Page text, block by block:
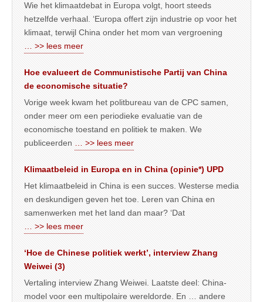
Wie het klimaatdebat in Europa volgt, hoort steeds
hetzelfde verhaal. ‘Europa offert zijn industrie op voor het
klimaat, terwijl China onder het mom van vergroening
… >> lees meer
Hoe evalueert de Communistische Partij van China
de economische situatie?
Vorige week kwam het politbureau van de CPC samen,
onder meer om een periodieke evaluatie van de
economische toestand en politiek te maken. We
publiceerden
… >> lees meer
Klimaatbeleid in Europa en in China (opinie*) UPD
Het klimaatbeleid in China is een succes. Westerse media
en deskundigen geven het toe. Leren van China en
samenwerken met het land dan maar? ‘Dat
… >> lees meer
‘Hoe de Chinese politiek werkt’, interview Zhang
Weiwei (3)
Vertaling interview Zhang Weiwei. Laatste deel: China-
model voor een multipolaire wereldorde. En … andere